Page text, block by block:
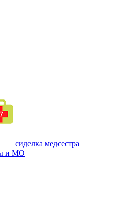
сиделка медсестра
и МО